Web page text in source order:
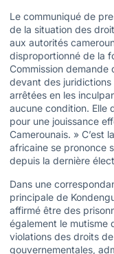
Le communiqué de
de la situation des
aux autorités
disproportionné de la
Commission
devant des
arrêtées en les
aucune condition.
pour une jouissance
Camerounais. » C’est
africaine se prononce
depuis la dernière
Dans une
principale de
affirmé être des
également le mutisme
violations des droits
gouvernementales,